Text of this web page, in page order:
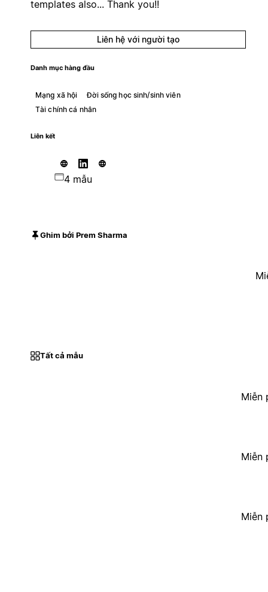
templates also... Thank you!!
Liên hệ với người tạo
Danh mục hàng đầu
Mạng xã hội
Đời sống học sinh/sinh viên
Tài chính cá nhân
Liên kết
4 mẫu
Ghim bởi Prem Sharma
Tất cả mẫu
Miễn
Miễn
Miễn